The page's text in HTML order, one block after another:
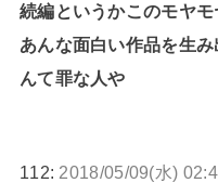
続編というかこのモヤ
あんな面白い作品を生
んて罪な人や
112: 2018/05/09(水)